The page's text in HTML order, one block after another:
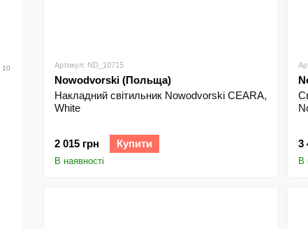
оберіть
Артикул: ND_10715
Nowodvorski (Польща)
Накладний світильник Nowodvorski CEARA,
White
2 015 грн Купити
В наявності
3
В
10